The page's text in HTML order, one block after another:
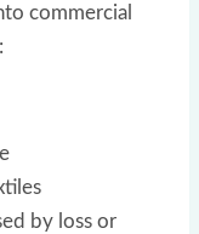
commercial
by loss or